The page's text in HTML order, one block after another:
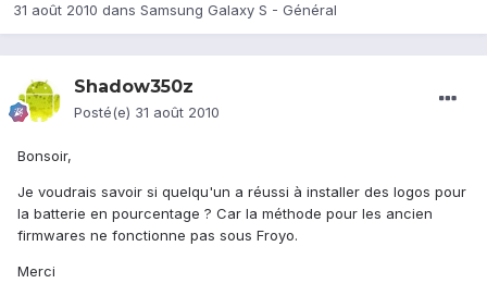
31 août 2010 dans Samsung Galaxy S - Général
Shadow350z
Posté(e) 31 août 2010
Bonsoir,
Je voudrais savoir si quelqu'un a réussi à installer des logos pour
la batterie en pourcentage ? Car la méthode pour les ancien
firmwares ne fonctionne pas sous Froyo.
Merci